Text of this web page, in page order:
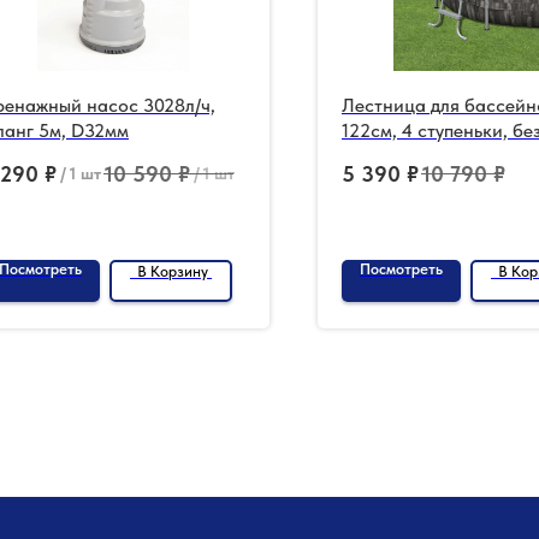
насос 3028л/ч,
5м, D32мм
₽ /1 шт10 590 ₽/1 шт
Посмотреть В Корзину
Лестница для
122см, 4 ступеньки,
5 390 ₽10 790 ₽
Посмотреть В